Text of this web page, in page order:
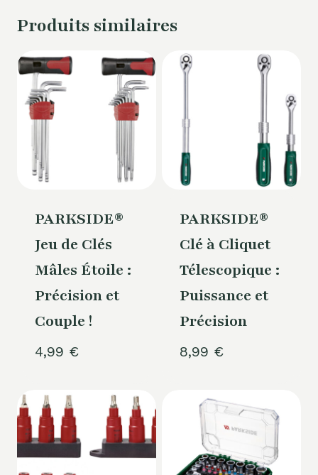
Produits similaires
PARKSIDE®
Jeu de Clés
Mâles Étoile :
Précision et
Couple !
4,99 €
PARKSIDE®
Clé à Cliquet
Télescopique :
Puissance et
Précision
8,99 €